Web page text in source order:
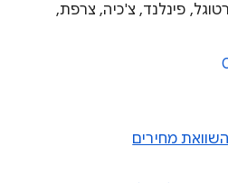
פינלנד, צ'כיה, צרפת,
מחירים